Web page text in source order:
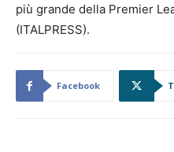
più grande della Premier
(ITALPRESS).
Facebook